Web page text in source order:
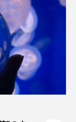
ベラ
テ
ケ